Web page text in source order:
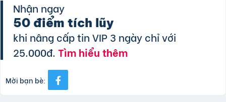
Nhận ngay
50 điểm tích lũy
khi nâng cấp tin VIP 3 ngày chỉ với
25.000đ.Tìm hiểu thêm
Mời bạn bè: